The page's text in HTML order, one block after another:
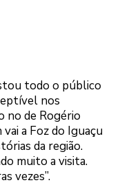
todo o público
nos
no de Rogério
a Foz do Iguaçu
da região.
muito a visita.
vezes”.